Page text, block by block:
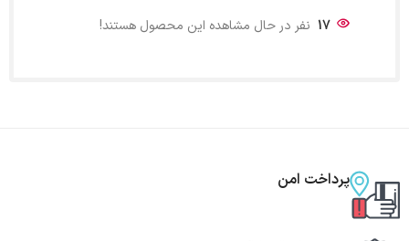
17 نفر در حال مشاهده این محصول هستند!
پرداخت امن